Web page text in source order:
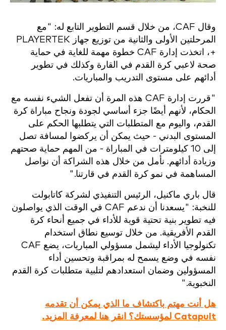
وقال CAF، من خلال قسم التطوير التابع له: "مع
المرحلتين الأولى والثانية من توزيع جهاز PLAYERTEK
+، اتخذت إدارة CAF خطوة مهمة للغاية في حماية
صحة لاعبي كرة القدم في القارة وكذلك في تطوير
أدائهم على مستوى التدريب والمباريات.
"قررت إدارة CAF هذه المرة أن تفعل الشيء نفسه مع
الحكام، لأنهم أيضًا جزء أساسي لجودة ونجاح مباراة كرة
القدم، واليوم مع المتطلبات التي يتطلبها الحكم على
المستوى البدني - حيث يمكن أن يركضوا لمسافة تصل
إلى 10 كيلومترات في المباراة - من المهم حماية صحتهم
وزيادة أدائهم. نأمل من خلال هذه الشراكة أن نواصل
المساهمة في نمو كرة القدم في قارتنا."
قال باري ماكنيل، الرئيس التنفيذي لشركة كاتابولت
للنخبة: "يسعدنا أن ندعم CAF في الوقت الذي يواصلون
فيه تطوير بنية تحتية قوية للأداء في جميع أنحاء كرة
القدم الأفريقية. من خلال توسيع نطاق استخدام
تكنولوجيا الأداء ليشمل مسؤولي المباريات، يضع CAF
نفسه في وضع يسمح له بمراقبة وتحسين أداء
المسؤولين وضمان استعدادهم لتلبية متطلبات كرة القدم
النخبوية."
هل أنت مهتم باكتشاف ما الذي يمكن أن تقدمه
Catapult لمؤسستك؟ انقر هنا لمعرفة المزيد.